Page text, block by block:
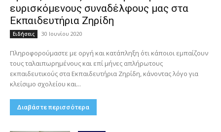
ευρισκόμενους συναδέλφους μας στα
Εκπαιδευτήρια Ζηρίδη
Ειδήσεις 30 Ιουνίου 2020
Πληροφορούμαστε με οργή και κατάπληξη ότι κάποιοι εμπαίζουν
τους ταλαιπωρημένους και επί μήνες απλήρωτους
εκπαιδευτικούς στα Εκπαιδευτήρια Ζηρίδη, κάνοντας λόγο για
κλείσιμο σχολείου και...
Διαβάστε περισσότερα